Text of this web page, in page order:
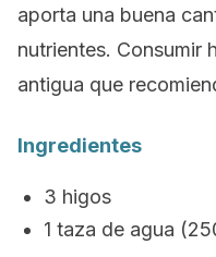
aporta una buena
nutrientes. Consumir
antigua que
Ingredientes
3 higos
1 taza de agua